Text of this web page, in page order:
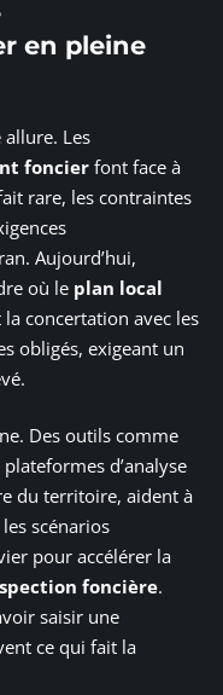
en pleine
Les
foncier font face à
rare, les contraintes
Aujourd’hui,
où le plan local
la concertation avec les
obligés, exigeant un
Des outils comme
d’analyse
du territoire, aident à
scénarios
pour accélérer la
foncière.
saisir une
ce qui fait la